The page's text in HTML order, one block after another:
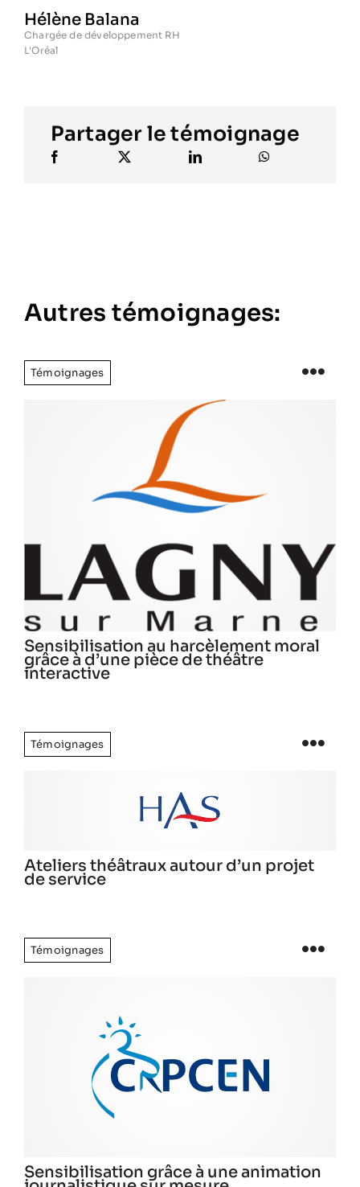
Hélène Balana
Chargée de développement RH
L'Oréal
Partager le témoignage
Autres témoignages:
Témoignages
Sensibilisation au harcèlement moral
grâce à d’une pièce de théâtre
interactive
Témoignages
Ateliers théâtraux autour d’un projet
de service
Témoignages
Sensibilisation grâce à une animation